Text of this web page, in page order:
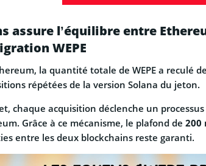
assure l’équilibre entre
WEPE
la quantité totale de WEPE a reculé
répétées de la version Solana du jeton.
chaque acquisition déclenche un
Grâce à ce mécanisme, le plafond de 200
entre les deux blockchains reste garanti.